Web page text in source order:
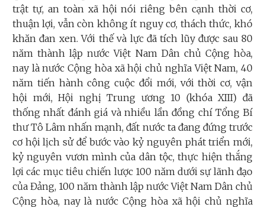
trật tự, an toàn xã hội nói riêng bên cạnh thời cơ,
thuận lợi, vẫn còn không ít nguy cơ, thách thức, khó
khăn đan xen. Với thế và lực đã tích lũy được sau 80
năm thành lập nước Việt Nam Dân chủ Cộng hòa,
nay là nước Cộng hòa xã hội chủ nghĩa Việt Nam, 40
năm tiến hành công cuộc đổi mới, với thời cơ, vận
hội mới, Hội nghị Trung ương 10 (khóa XIII) đã
thống nhất đánh giá và nhiều lần đồng chí Tổng Bí
thư Tô Lâm nhấn mạnh, đất nước ta đang đứng trước
cơ hội lịch sử để bước vào kỷ nguyên phát triển mới,
kỷ nguyên vươn mình của dân tộc, thực hiện thắng
lợi các mục tiêu chiến lược 100 năm dưới sự lãnh đạo
của Đảng, 100 năm thành lập nước Việt Nam Dân chủ
Cộng hòa, nay là nước Cộng hòa xã hội chủ nghĩa